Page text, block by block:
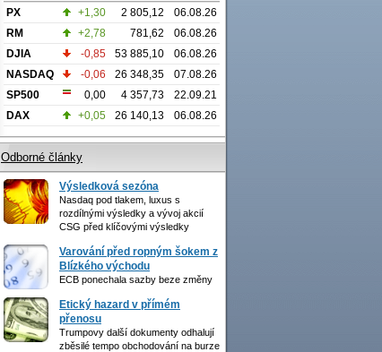
PX +1,30 2 805,12
06.08.26
RM
+2,78 781,62
06.08.26
DJIA
-0,85 53 885,10
06.08.26
NASDAQ
-0,06 26 348,35
07.08.26
SP500
0,00 4 357,73
22.09.21
DAX
+0,05 26 140,13 06.08.26
Odborné články
Výsledková sezóna
Nasdaq pod tlakem, luxus s
rozdílnými výsledky a vývoj akcií
CSG před klíčovými výsledky
Varování před ropným šokem z
Blízkého východu
ECB ponechala sazby beze změny
Etický hazard v přímém
přenosu
Trumpovy další dokumenty odhalují
zběsilé tempo obchodování na burze